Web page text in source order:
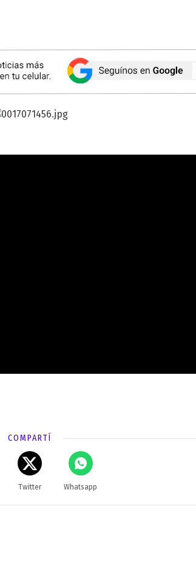
COMPARTÍ
Twitter Whatsapp